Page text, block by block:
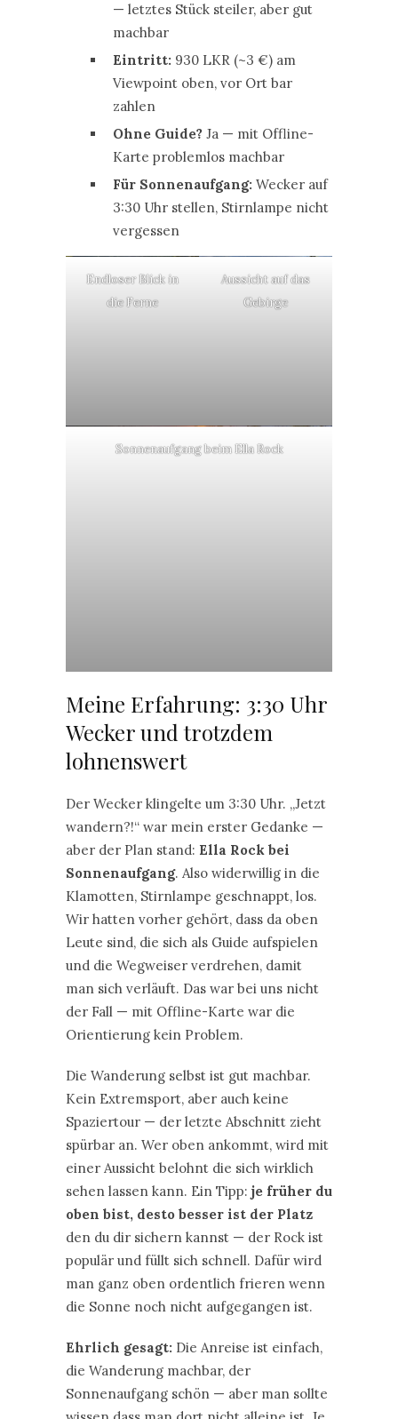
— letztes Stück steiler, aber gut
machbar
Eintritt: 930 LKR (~3 €) am
Viewpoint oben, vor Ort bar
zahlen
Ohne Guide?Ja — mit Offline-
Karte problemlos machbar
Für Sonnenaufgang: Wecker auf
3:30 Uhr stellen, Stirnlampe nicht
vergessen
Endloser Blick in
die Ferne
Aussicht auf das
Gebirge
Sonnenaufgang beim Ella Rock
Meine Erfahrung: 3:30 Uhr
Wecker und trotzdem
lohnenswert
Der Wecker klingelte um 3:30 Uhr. „Jetzt
wandern?!“ war mein erster Gedanke —
aber der Plan stand: Ella Rock bei
Sonnenaufgang. Also widerwillig in die
Klamotten, Stirnlampe geschnappt, los.
Wir hatten vorher gehört, dass da oben
Leute sind, die sich als Guide aufspielen
und die Wegweiser verdrehen, damit
man sich verläuft. Das war bei uns nicht
der Fall — mit Offline-Karte war die
Orientierung kein Problem.
Die Wanderung selbst ist gut machbar.
Kein Extremsport, aber auch keine
Spaziertour — der letzte Abschnitt zieht
spürbar an. Wer oben ankommt, wird mit
einer Aussicht belohnt die sich wirklich
sehen lassen kann. Ein Tipp: je früher du
oben bist, desto besser ist der Platz
den du dir sichern kannst — der Rock ist
populär und füllt sich schnell. Dafür wird
man ganz oben ordentlich frieren wenn
die Sonne noch nicht aufgegangen ist.
Ehrlich gesagt: Die Anreise ist einfach,
die Wanderung machbar, der
Sonnenaufgang schön — aber man sollte